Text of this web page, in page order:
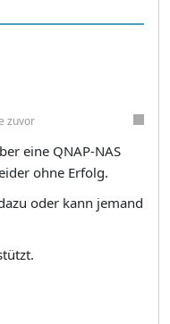
zuvor
eine QNAP-NAS
ohne Erfolg.
oder kann jemand